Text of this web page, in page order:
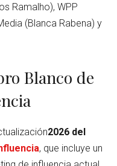
Ramalho), WPP
(Blanca Rabena) y
Blanco de
2026 del
, que incluye un